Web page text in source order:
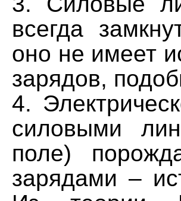
всегда
оно не имеет
зарядов,
4.
силовыми
поле)
зарядами –